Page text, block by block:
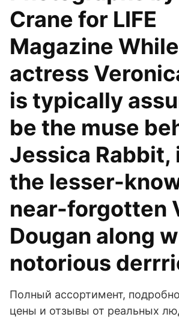
Crane for LIFE
Magazine While
actress
is typically
be the muse
Jessica Rabbit,
the lesser-
near-forgotten
Dougan along
notorious
Полный ассортимент,
цены и отзывы от реальных